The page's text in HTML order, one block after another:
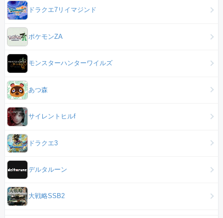
ドラクエ7リイマジンド
ポケモンZA
モンスターハンターワイルズ
あつ森
サイレントヒルf
ドラクエ3
デルタルーン
大戦略SSB2